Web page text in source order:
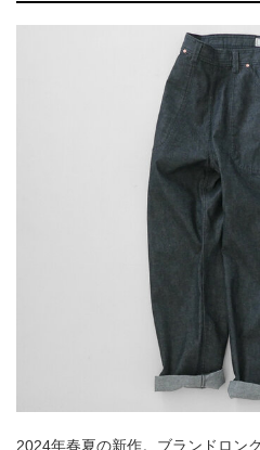
2024年春夏の新作。ブランドロン